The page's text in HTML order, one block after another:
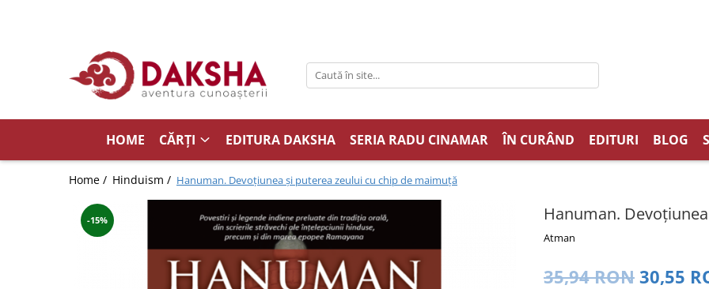
Editura Daksha
Seria Anton Parks
Seria David Icke
Seria Immanuel Velikovsky
Spiritualitate
HOME CĂRȚI EDITURA DAKSHA SERIA RADU CINAMAR ÎN CURÂND EDITURI BLOG
Home / Hinduism / Hanuman. Devoțiunea și puterea zeului cu chip de maimuță
Hanuman.
Atman
-15%
35,94 RON 30,55